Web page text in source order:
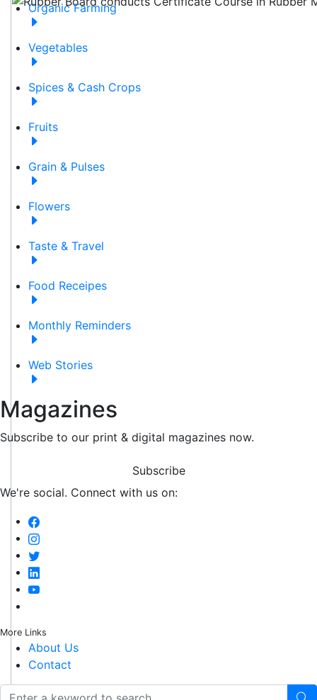
Organic Farming
Vegetables
Spices & Cash Crops
Fruits
Grain & Pulses
Flowers
Taste & Travel
Food Receipes
Monthly Reminders
Web Stories
Magazines
Subscribe to our print & digital magazines now.
Subscribe
We're social. Connect with us on:
More Links
About Us
Contact